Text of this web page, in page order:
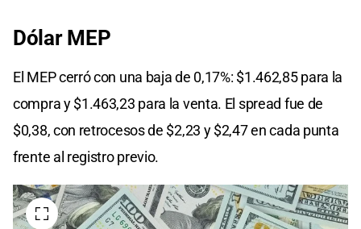
Dólar MEP
El MEP cerró con una baja de 0,17%: $1.462,85 para la
compra y $1.463,23 para la venta. El spread fue de
$0,38, con retrocesos de $2,23 y $2,47 en cada punta
frente al registro previo.